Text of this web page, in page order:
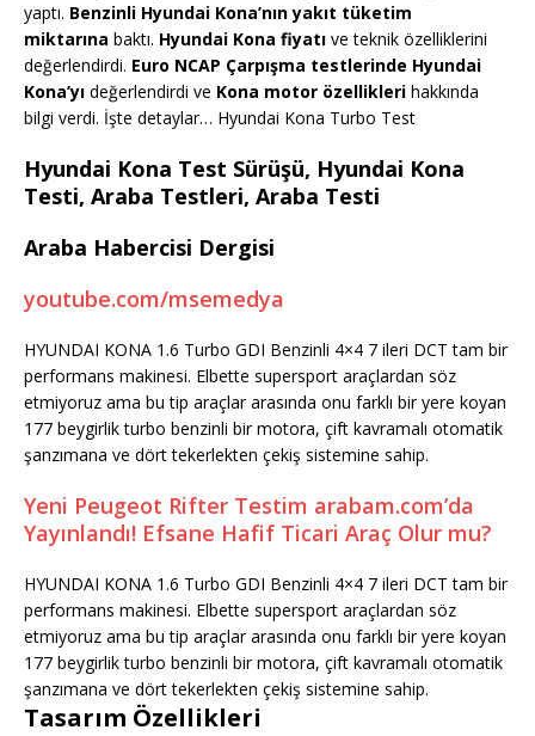
yaptı. Benzinli Hyundai Kona’nın yakıt tüketim
miktarına baktı. Hyundai Kona fiyatı ve teknik özelliklerini
değerlendirdi. Euro NCAP Çarpışma testlerinde Hyundai
Kona’yı değerlendirdi ve Kona motor özellikleri hakkında
bilgi verdi. İşte detaylar… Hyundai Kona Turbo Test
Hyundai Kona Test Sürüşü, Hyundai Kona
Testi, Araba Testleri, Araba Testi
Araba Habercisi Dergisi
youtube.com/msemedya
HYUNDAI KONA 1.6 Turbo GDI Benzinli 4×4 7 ileri DCT tam bir
performans makinesi. Elbette supersport araçlardan söz
etmiyoruz ama bu tip araçlar arasında onu farklı bir yere koyan
177 beygirlik turbo benzinli bir motora, çift kavramalı otomatik
şanzımana ve dört tekerlekten çekiş sistemine sahip.
Yeni Peugeot Rifter Testim arabam.com’da
Yayınlandı! Efsane Hafif Ticari Araç Olur mu?
HYUNDAI KONA 1.6 Turbo GDI Benzinli 4×4 7 ileri DCT tam bir
performans makinesi. Elbette supersport araçlardan söz
etmiyoruz ama bu tip araçlar arasında onu farklı bir yere koyan
177 beygirlik turbo benzinli bir motora, çift kavramalı otomatik
şanzımana ve dört tekerlekten çekiş sistemine sahip.
Tasarım Özellikleri